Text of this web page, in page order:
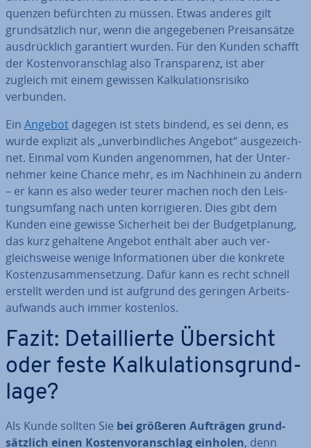
quen­zen be­fürch­ten zu müssen. Etwas anderes gilt
grund­sätz­lich nur, wenn die an­ge­ge­be­nen Preis­an­sät­ze
aus­drück­lich ga­ran­tiert wurden. Für den Kunden schafft
der Kos­ten­vor­anschlag also Trans­pa­renz, ist aber
zugleich mit einem gewissen Kal­ku­la­ti­ons­ri­si­ko
verbunden.
Ein Angebot dagegen ist stets bindend, es sei denn, es
wurde explizit als „un­ver­bind­li­ches Angebot“ aus­ge­zeich­
net. Einmal vom Kunden an­ge­nom­men, hat der Un­ter­
neh­mer keine Chance mehr, es im Nach­hin­ein zu ändern
– er kann es also weder teurer machen noch den Leis­
tungs­um­fang nach unten kor­ri­gie­ren. Dies gibt dem
Kunden eine gewisse Si­cher­heit bei der Bud­get­pla­nung,
das kurz gehaltene Angebot enthält aber auch ver­
gleichs­wei­se wenige In­for­ma­tio­nen über die konkrete
Kos­ten­zu­sam­men­set­zung. Dafür kann es recht schnell
erstellt werden und ist aufgrund des geringen Ar­beits­
auf­wands auch immer kostenlos.
Fazit: De­tail­lier­te Übersicht
oder feste Kal­ku­la­ti­ons­grund­
la­ge?
Als Kunde sollten Sie bei größeren Aufträgen grund­
sätz­lich einen Kos­ten­vor­anschlag einholen, denn